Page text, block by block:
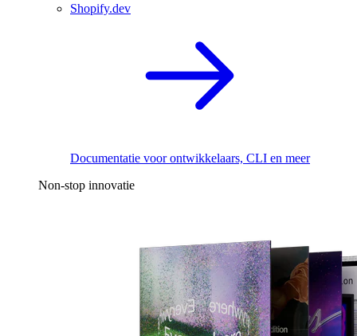
Shopify.dev
Documentatie voor ontwikkelaars, CLI en meer
Non-stop innovatie